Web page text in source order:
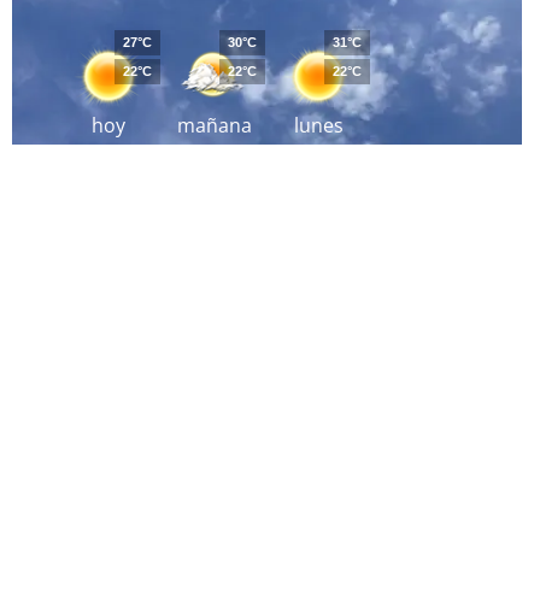
hoy
27°C
22°C
mañana
30°C
22°C
lunes
31°C
22°C